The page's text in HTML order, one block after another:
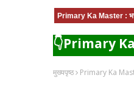
Primary Ka Master :
👇Primary
मुख्यपृष्ठ Primary Ka